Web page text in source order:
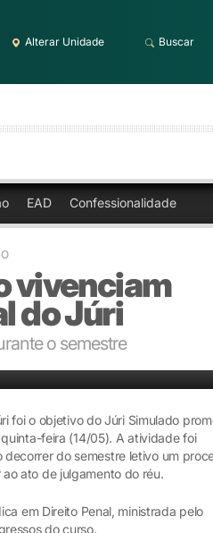
Alterar Unidade Buscar
EAD Confessionalidade
vivenciam
do Júri
o semestre
foi o objetivo do Júri Simulado
feira (14/05). A atividade foi
do semestre letivo um
ato de julgamento do réu.
em Direito Penal, ministrada pelo
do curso.